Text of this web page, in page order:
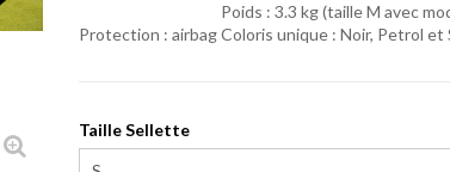
Protection : airbag
Poids : 3.3 kg (taille M avec
Coloris unique : Noir, Petrol et